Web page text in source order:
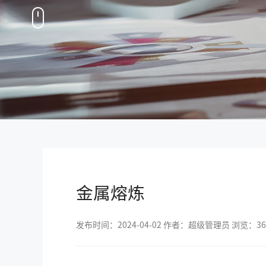
金属熔炼
发布时间：2024-04-02 作者：超级管理员 浏览：